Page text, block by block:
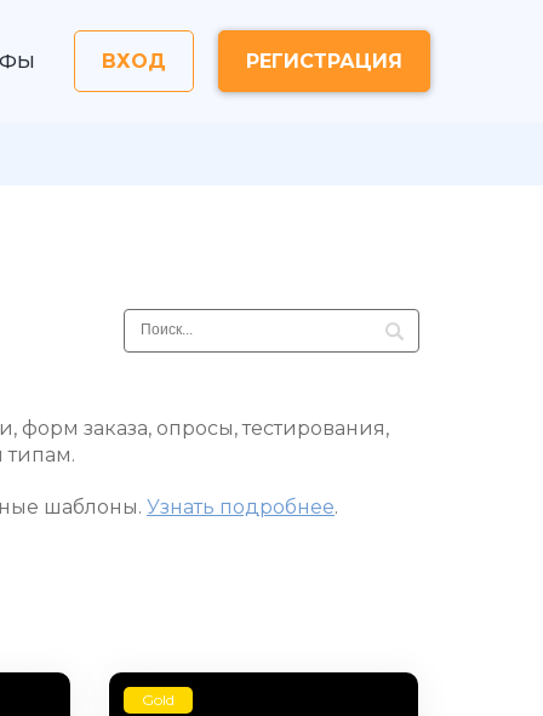
ВХОД РЕГИСТРАЦИЯ
форм заказа, опросы, тестирования,
типам.
шаблоны. Узнать подробнее.
Gold